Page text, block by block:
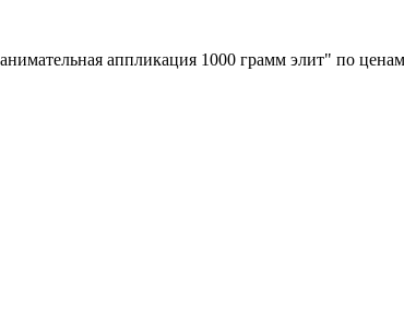
аппликация 1000 грамм элит" по